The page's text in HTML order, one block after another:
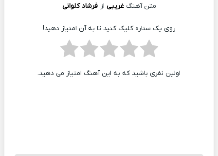
متن آهنگغریبی از فرشاد کلوانی
روی یک ستاره کلیک کنید تا به آن امتیاز دهید!
اولین نفری باشید که به این آهنگ امتیاز می دهید.